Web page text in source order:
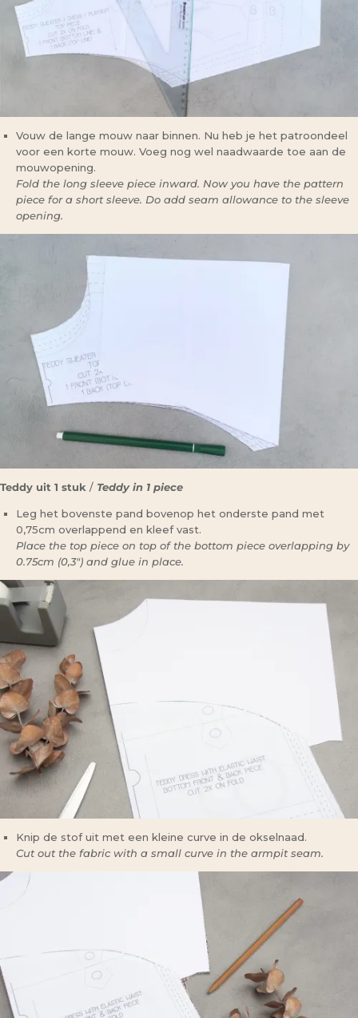
Vouw de lange mouw naar binnen. Nu heb je het patroondeel
voor een korte mouw. Voeg nog wel naadwaarde toe aan de
mouwopening.
Fold the long sleeve piece inward. Now you have the pattern
piece for a short sleeve. Do add seam allowance to the sleeve
opening.
Teddy uit 1 stuk / Teddy in 1 piece
Leg het bovenste pand bovenop het onderste pand met
0,75cm overlappend en kleef vast.
Place the top piece on top of the bottom piece overlapping by
0.75cm (0,3″) and glue in place.
Knip de stof uit met een kleine curve in de okselnaad.
Cut out the fabric with a small curve in the armpit seam.